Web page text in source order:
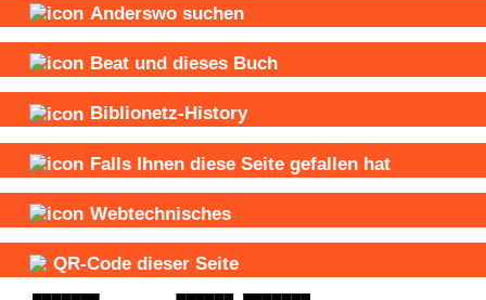
Anderswo suchen
Beat und dieses Buch
Biblionetz-History
Falls Ihnen diese Seite gefallen hat
Webtechnisches
QR-Code dieser Seite